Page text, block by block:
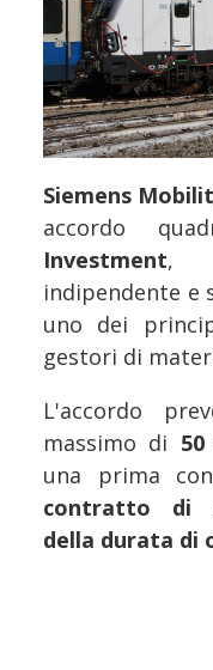
Siemens
accordo
Investment,
indipendente e
uno dei
gestori di
L'accordo
massimo di
una prima
contratto di
della durata di